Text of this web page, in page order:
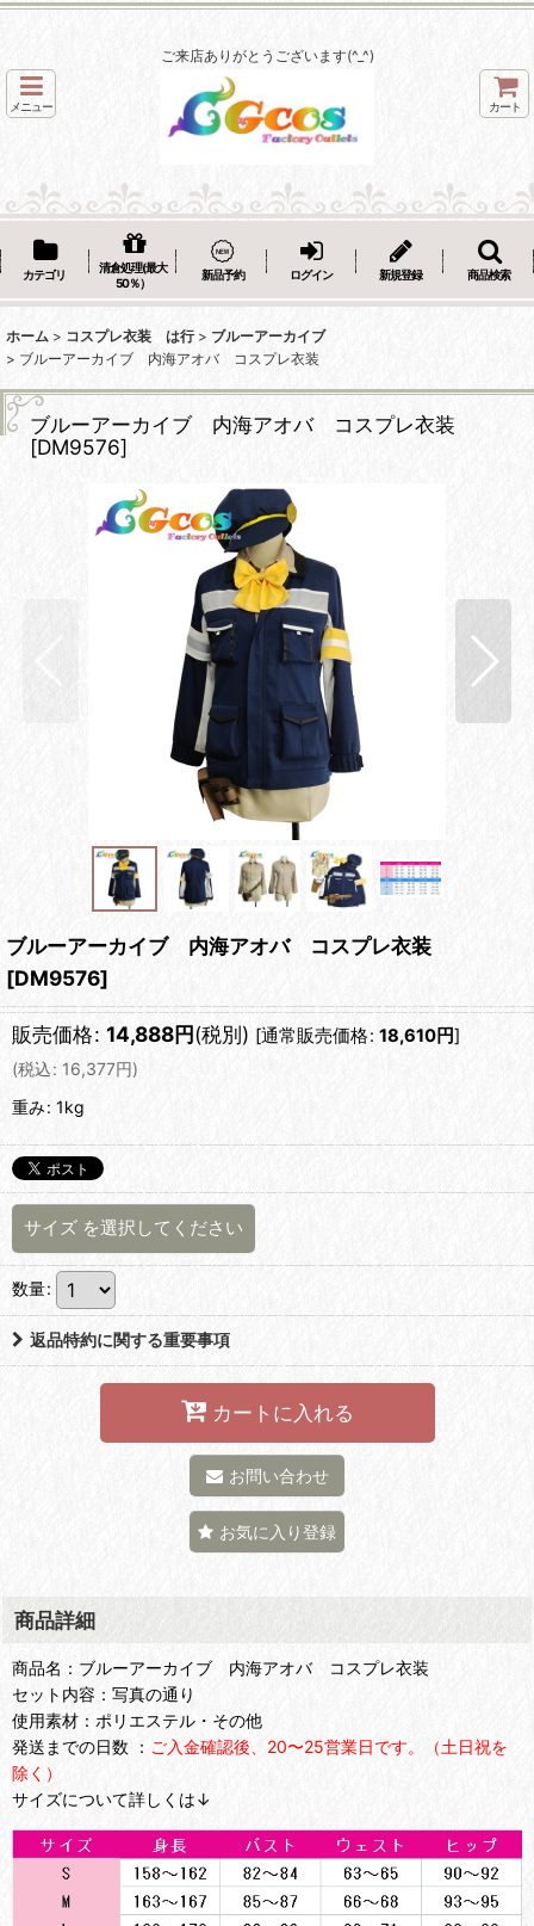
ご来店ありがとうございます(^_^)
メニュー カート
カテゴリ
清倉処理(最大
50％）
新品予約 ログイン 新規登録 商品検索
ホーム > コスプレ衣装 は行 > ブルーアーカイブ
> ブルーアーカイブ 内海アオバ コスプレ衣装
ブルーアーカイブ 内海アオバ コスプレ衣装
[DM9576]
ブルーアーカイブ 内海アオバ コスプレ衣装
[DM9576]
販売価格: 14,888円(税別) [通常販売価格: 18,610円]
(税込: 16,377円)
重み: 1kg
サイズ を選択してください
数量:
返品特約に関する重要事項
カートに入れる
お問い合わせ
お気に入り登録
商品詳細
商品名：ブルーアーカイブ 内海アオバ コスプレ衣装
セット内容：写真の通り
使用素材：ポリエステル・その他
発送までの日数 ： ご入金確認後、20〜25営業日です。（土日祝を
除く）
サイズについて詳しくは↓